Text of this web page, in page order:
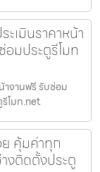
ะเมินราคาหน้า
มประตูรีโมท
างานฟรี รับซ่อม
รีโมท.net
คุ้มค่าทุก
งติดตั้งประตู